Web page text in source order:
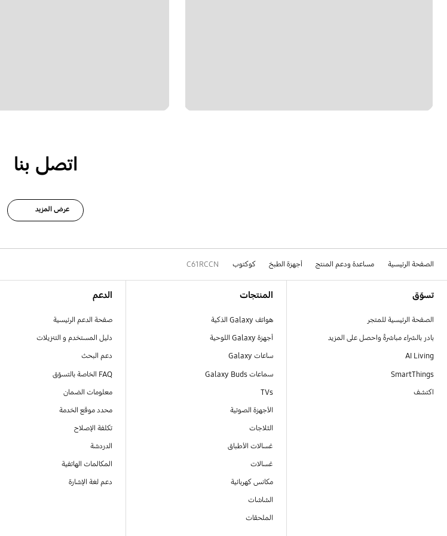
اتصل بنا
عرض المزيد
الصفحة الرئيسية مساعدة ودعم المنتج أجهزة الطبخ كوكتوب C61RCCN
تسوّق
الصفحة الرئيسية للمتجر
بادر بالشراء مباشرةً واحصل على المزيد
AI Living
SmartThings
اكتشف
المنتجات
هواتف Galaxy الذكية
أجهزة Galaxy اللوحية
ساعات Galaxy
سماعات Galaxy Buds
TVs
الأجهزة الصوتية
الثلاجات
غسالات الأطباق
غسالات
مكانس كهربائية
الشاشات
الملحقات
الدعم
صفحة الدعم الرئيسية
دليل المستخدم و التنزيلات
دعم البحث
FAQ الخاصة بالتسوّق
معلومات الضمان
محدد موقع الخدمة
تكلفة الإصلاح
الدردشة
المكالمات الهاتفية
دعم لغة الإشارة